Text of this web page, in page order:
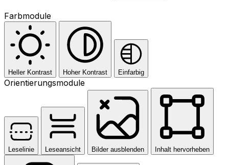
Farbmodule
Heller Kontrast Hoher Kontrast Einfarbig
Orientierungsmodule
Leselinie Leseansicht Bilder ausblenden Inhalt hervorheben